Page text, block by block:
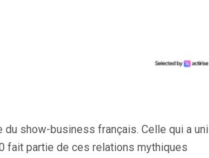
du show-business français. Celle qui a uni
fait partie de ces relations mythiques